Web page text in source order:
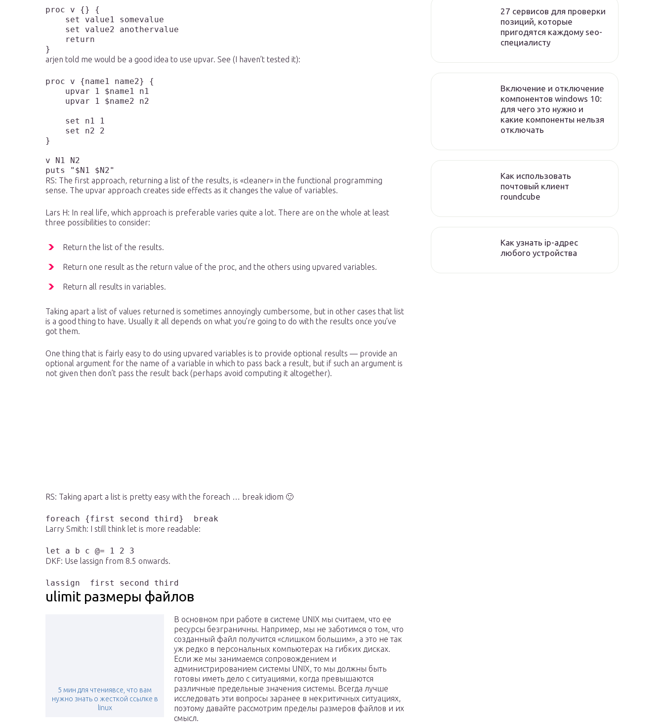
proc v {} {
    set value1 somevalue
    set value2 anothervalue
    return
}
arjen told me would be a good idea to use upvar. See (I haven’t tested it):
proc v {name1 name2} {
    upvar 1 $name1 n1
    upvar 1 $name2 n2
    set n1 1
    set n2 2
}
v N1 N2
puts "$N1 $N2"
RS: The first approach, returning a list of the results, is «cleaner» in the functional programming
sense. The upvar approach creates side effects as it changes the value of variables.
Lars H: In real life, which approach is preferable varies quite a lot. There are on the whole at least
three possibilities to consider:
Return the list of the results.
Return one result as the return value of the proc, and the others using upvared variables.
Return all results in variables.
Taking apart a list of values returned is sometimes annoyingly cumbersome, but in other cases that list
is a good thing to have. Usually it all depends on what you’re going to do with the results once you’ve
got them.
One thing that is fairly easy to do using upvared variables is to provide optional results — provide an
optional argument for the name of a variable in which to pass back a result, but if such an argument is
not given then don’t pass the result back (perhaps avoid computing it altogether).
RS: Taking apart a list is pretty easy with the foreach … break idiom 🙂
foreach {first second third}  break
Larry Smith: I still think let is more readable:
let a b c @= 1 2 3
DKF: Use lassign from 8.5 onwards.
lassign  first second third
ulimit размеры файлов
5 мин для чтениявсе, что вам
нужно знать о жесткой ссылке в
linux
В основном при работе в системе UNIX мы считаем, что ее
ресурсы безграничны. Например, мы не заботимся о том, что
созданный файл получится «слишком большим», а это не так
уж редко в персональных компьютерах на гибких дисках.
Если же мы занимаемся сопровождением и
администрированием системы UNIX, то мы должны быть
готовы иметь дело с ситуациями, когда превышаются
различные предельные значения системы. Всегда лучше
исследовать эти вопросы заранее в некритичных ситуациях,
поэтому давайте рассмотрим пределы размеров файлов и их
смысл.
27 сервисов для проверки
позиций, которые
пригодятся каждому seo-
специалисту
Включение и отключение
компонентов windows 10:
для чего это нужно и
какие компоненты нельзя
отключать
Как использовать
почтовый клиент
roundcube
Как узнать ip-адрес
любого устройства